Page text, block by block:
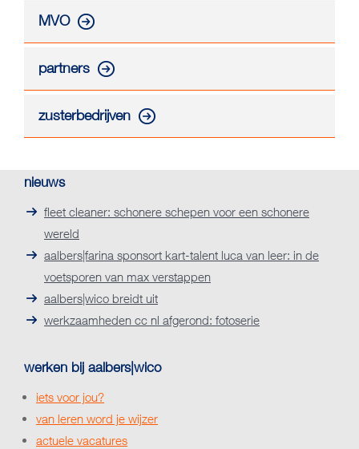
MVO
partners
zusterbedrijven
nieuws
fleet cleaner: schonere schepen voor een schonere
wereld
aalbers|farina sponsort kart-talent luca van leer: in de
voetsporen van max verstappen
aalbers|wico breidt uit
werkzaamheden cc nl afgerond: fotoserie
werken bij aalbers|wico
iets voor jou?
van leren word je wijzer
actuele vacatures